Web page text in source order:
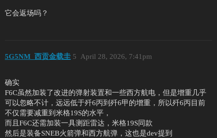
它会返场吗？
5G5NM_西贡金载圭 April 28, 2026, 7:41pm
5
确实
F6C虽然加装了改进的弹射装置和一些西方航电，但是增重几乎
可以忽略不计，远远低于歼6丙到歼6甲的增重，所以歼6丙目前
不仅需要减重到米格19S的水平，
而且F6C还需加装一具测距雷达，米格19S同款
然后是装备SNEB火箭弹和西方航弹，这也是dev提到